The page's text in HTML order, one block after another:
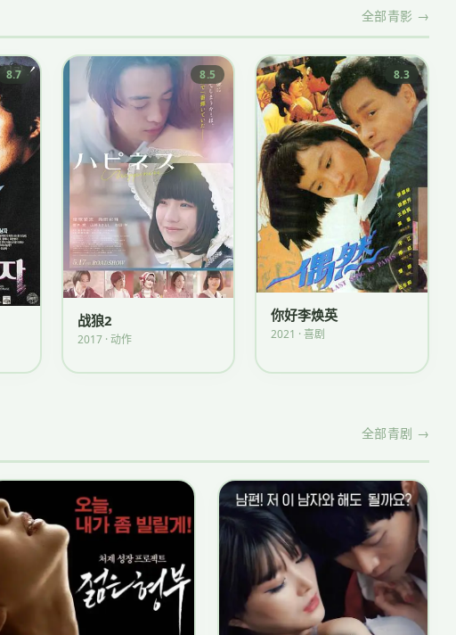
全部青影 →
8.7 8.5
战狼2
2017 · 动作
8.3
你好李焕英
2021 · 喜剧
全部青剧 →